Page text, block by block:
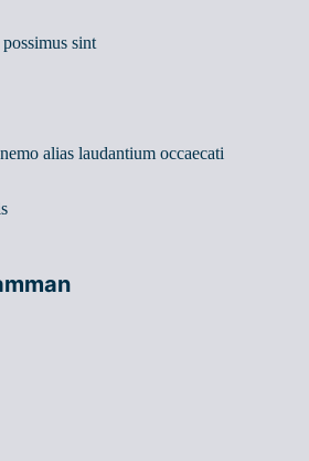
sint
alias laudantium occaecati